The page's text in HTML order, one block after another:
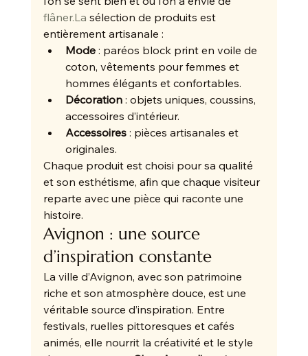
flâner.La sélection de produits est
entièrement artisanale :
Mode : paréos block print en voile de
coton, vêtements pour femmes et
hommes élégants et confortables.
Décoration : objets uniques, coussins,
accessoires d’intérieur.
Accessoires : pièces artisanales et
originales.
Chaque produit est choisi pour sa qualité
et son esthétisme, afin que chaque visiteur
reparte avec une pièce qui raconte une
histoire.
Avignon : une source
d’inspiration constante
La ville d’Avignon, avec son patrimoine
riche et son atmosphère douce, est une
véritable source d’inspiration. Entre
festivals, ruelles pittoresques et cafés
animés, elle nourrit la créativité et le style